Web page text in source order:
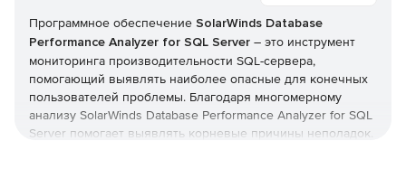
Программное обеспечение SolarWinds Database
Performance Analyzer for SQL Server – это инструмент
мониторинга производительности SQL-сервера,
помогающий выявлять наиболее опасные для конечных
пользователей проблемы. Благодаря многомерному
анализу SolarWinds Database Performance Analyzer for SQL
Server помогает выявлять корневые причины неполадок.